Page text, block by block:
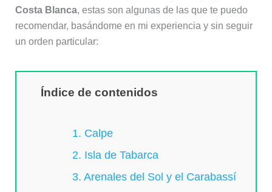
Costa Blanca, estas son algunas de las que te puedo
recomendar, basándome en mi experiencia y sin seguir
un orden particular:
Índice de contenidos
1. Calpe
2. Isla de Tabarca
3. Arenales del Sol y el Carabassí